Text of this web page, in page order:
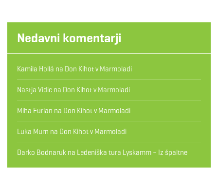
Nedavni komentarji
Kamila Hollá na Don Kihot v Marmoladi
Nastja Vidic na Don Kihot v Marmoladi
Miha Furlan na Don Kihot v Marmoladi
Luka Murn na Don Kihot v Marmoladi
Darko Bodnaruk na Ledeniška tura Lyskamm – Iz špaltne